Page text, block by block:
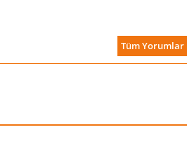
Tüm Yorumlar